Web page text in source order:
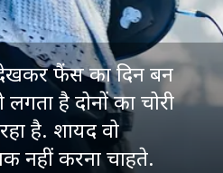
फैंस का दिन बन
है दोनों का चोरी
है. शायद वो
नहीं करना चाहते.